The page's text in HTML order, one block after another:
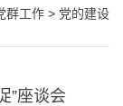
群工作 > 党的建设
”座谈会